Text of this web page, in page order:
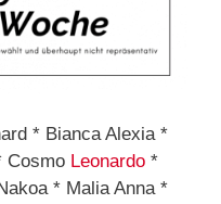
* Bianca Alexia *
Cosmo Leonardo *
* Malia Anna *